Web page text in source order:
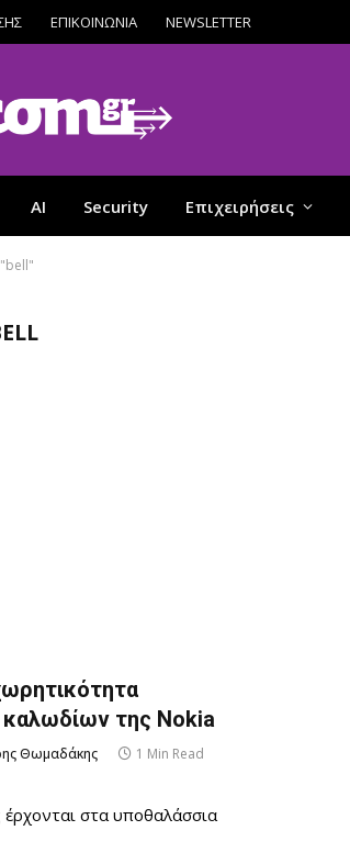
ΕΠΙΚΟΙΝΩΝΙΑ NEWSLETTER
AI Security Επιχειρήσεις
της Nokia
Θωμαδάκης
1 Min Read
έρχονται στα υποθαλάσσια